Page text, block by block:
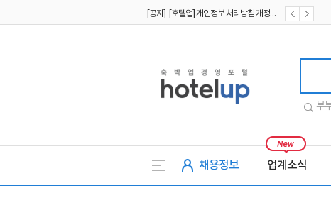
[공지] [호텔업] 개인정보 처리방침 개정본2 (19.09.02)
부
채용정보 업계소식